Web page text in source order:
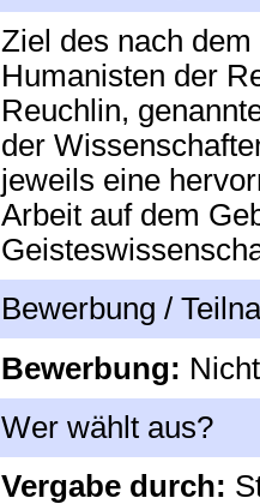
Ziel des nach
Humanisten der
Reuchlin,
der
jeweils eine
Arbeit auf dem
Bewerbung /
Bewerbung:
Wer wählt aus?
Vergabe durch: